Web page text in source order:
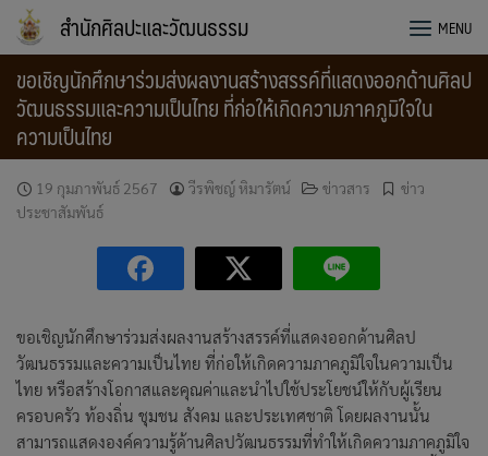
Skip
สำนักศิลปะและวัฒนธรรม MENU
ขอเชิญนักศึกษาร่วมส่งผลงานสร้างสรรค์ที่แสดงออกด้านศิลป
วัฒนธรรมและความเป็นไทย ที่ก่อให้เกิดความภาคภูมิใจใน
ความเป็นไทย
19 กุมภาพันธ์ 2567 วีรพิชญ์ หิมารัตน์ ข่าวสาร
ข่าว
ประชาสัมพันธ์
ขอเชิญนักศึกษาร่วมส่งผลงานสร้างสรรค์ที่แสดงออกด้านศิลป
วัฒนธรรมและความเป็นไทย ที่ก่อให้เกิดความภาคภูมิใจในความเป็น
ไทย หรือสร้างโอกาสและคุณค่าและนำไปใช้ประโยชน์ให้กับผู้เรียน
ครอบครัว ท้องถิ่น ชุมชน สังคม และประเทศชาติ โดยผลงานนั้น
สามารถแสดงองค์ความรู้ด้านศิลปวัฒนธรรมที่ทำให้เกิดความภาคภูมิใจ